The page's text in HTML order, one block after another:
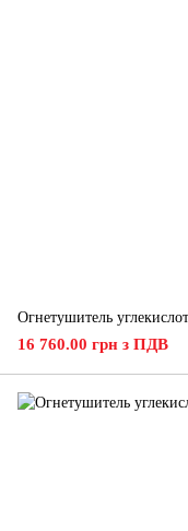
Огнетушитель
16 760.00 грн з ПДВ